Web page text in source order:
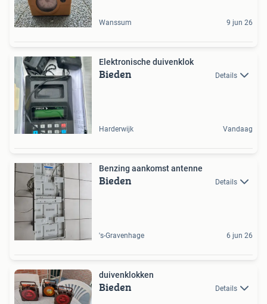
Wanssum 9 jun 26
Elektronische duivenklok
Bieden Details
Harderwijk Vandaag
Benzing aankomst antenne
Bieden Details
's-Gravenhage 6 jun 26
duivenklokken
Bieden Details